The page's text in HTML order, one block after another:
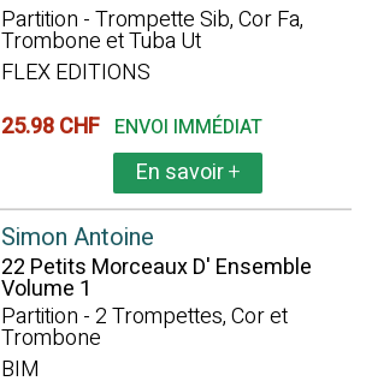
Partition - Trompette Sib, Cor Fa,
Trombone et Tuba Ut
FLEX EDITIONS
25.98 CHF ENVOI IMMÉDIAT
En savoir+
Simon Antoine
22 Petits Morceaux D' Ensemble
Volume 1
Partition - 2 Trompettes, Cor et
Trombone
BIM